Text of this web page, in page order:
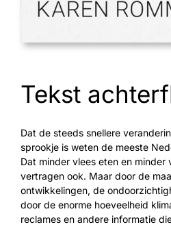
Tekst
Dat de steeds snellere
sprookje is weten de meeste
Dat minder vlees eten en minder
vertragen ook. Maar door de
ontwikkelingen, de
door de enorme hoeveelheid
reclames en andere informatie